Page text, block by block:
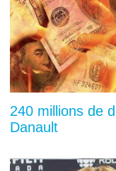
240 millions de
Danault